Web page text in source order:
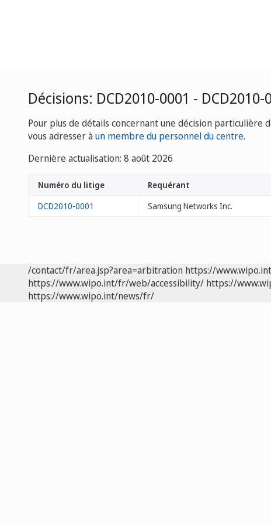
Décisions: DCD2010-0001 - DCD2010-
Pour plus de détails concernant une décision particulière
vous adresser àun membre du personnel du centre.
Dernière actualisation: 8 août 2026
Numéro du litige Requérant
DCD2010-0001
Samsung Networks Inc.
/contact/fr/area.jsp?area=arbitration https://
https://www.wipo.int/fr/web/accessibility/ https://
https://www.wipo.int/news/fr/